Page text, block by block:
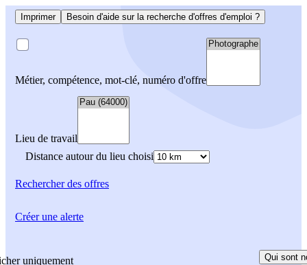
Imprimer Besoin d'aide sur la recherche d'offres d'emploi ?
Métier, compétence, mot-clé, numéro d'offre
Lieu de travail
Distance autour du lieu choisi
Rechercherdes offres
uniquement
Qui sont
Créer une alerte